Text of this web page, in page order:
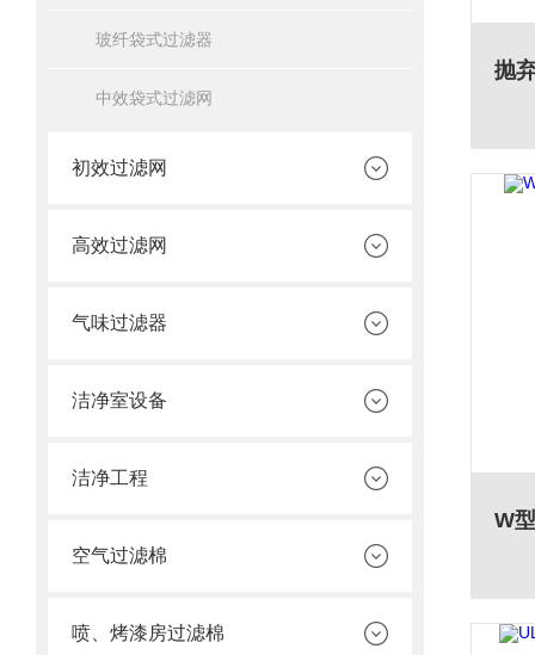
玻纤袋式过滤器
中效袋式过滤网
初效过滤网
高效过滤网
气味过滤器
洁净室设备
洁净工程
空气过滤棉
喷、烤漆房过滤棉